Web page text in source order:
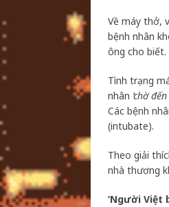
Về máy thở,
bệnh nhân
ông cho biết.
Tình trạng
nhân ‘chờ
Các bệnh
(intubate).
Theo giải
nhà thương
‘Người Việt